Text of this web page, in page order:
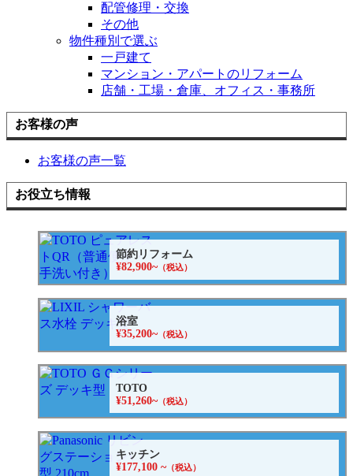
配管修理・交換
その他
物件種別で選ぶ
一戸建て
マンション・アパートのリフォーム
店舗・工場・倉庫、オフィス・事務所
お客様の声
お客様の声一覧
お役立ち情報
節約リフォーム
¥82,900~（税込）
浴室
¥35,200~（税込）
TOTO
¥51,260~（税込）
キッチン
¥177,100 ~（税込）